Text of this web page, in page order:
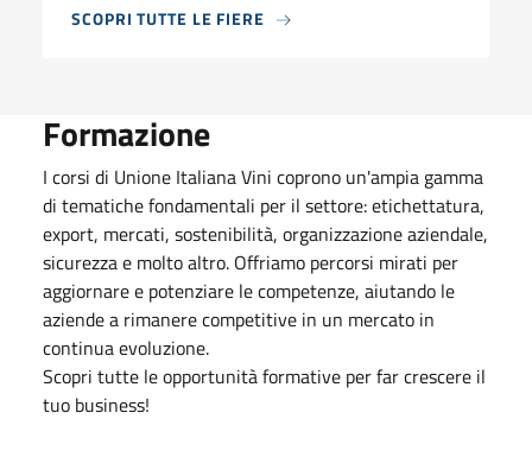
SCOPRI TUTTE LE FIERE
Formazione
I corsi di Unione Italiana Vini coprono un'ampia gamma
di tematiche fondamentali per il settore: etichettatura,
export, mercati, sostenibilità, organizzazione aziendale,
sicurezza e molto altro. Offriamo percorsi mirati per
aggiornare e potenziare le competenze, aiutando le
aziende a rimanere competitive in un mercato in
continua evoluzione.
Scopri tutte le opportunità formative per far crescere il
tuo business!